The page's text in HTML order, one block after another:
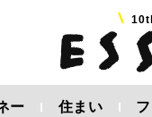
ー 住まい